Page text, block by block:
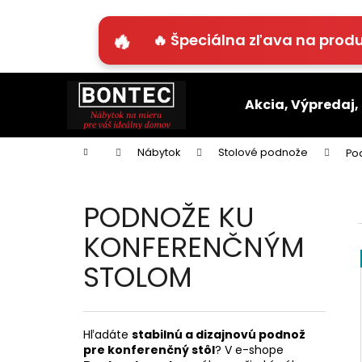
🔥 Špeciálna zľava na
Akcia, Výpredaj,
Domov Nábytok Stolové podnože
PODNOŽE KU
KONFERENČNÝM
STOLOM
Hľadáte stabilnú a dizajnovú podnož
pre konferenčný stôl? V e-shope
í
obchodu
obchodu